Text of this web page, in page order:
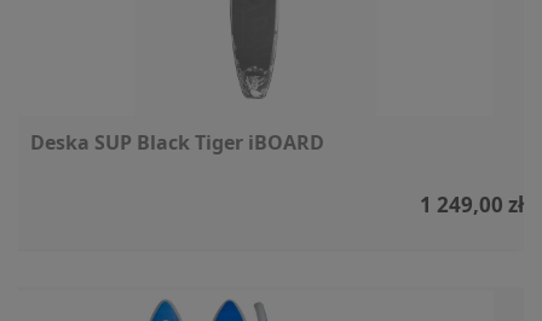
Deska SUP Black Tiger iBOARD
1 249,00 zł